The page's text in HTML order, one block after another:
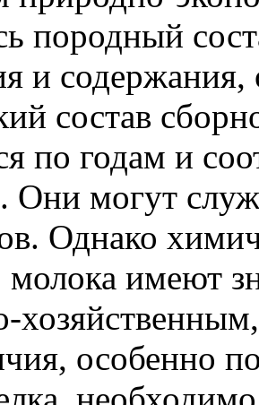
породный
и
состав
по годам и
Они могут
Однако
молока имеют
особенно